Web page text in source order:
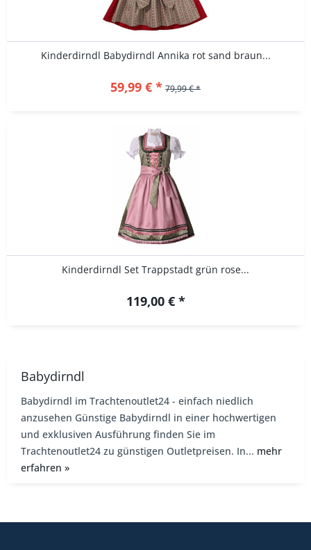
Kinderdirndl Babydirndl Annika rot sand braun...
59,99 € * 79,99 € *
Kinderdirndl Set Trappstadt grün rose...
119,00 € *
Babydirndl
Babydirndl im Trachtenoutlet24 - einfach niedlich
anzusehen Günstige Babydirndl in einer hochwertigen
und exklusiven Ausführung finden Sie im
Trachtenoutlet24 zu günstigen Outletpreisen. In... mehr
erfahren »